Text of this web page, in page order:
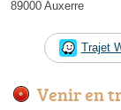
89000 Auxerre
Trajet
Venir en